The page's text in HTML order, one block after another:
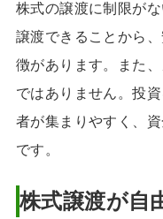
株式の譲渡に制限が
譲渡できることから
徴があります。また
ではありません。投
者が集まりやすく、
です。
株式譲渡が自